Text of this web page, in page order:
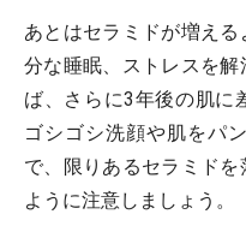
あとはセラミドが増え
分な睡眠、ストレスを
ば、さらに3年後の肌に
ゴシゴシ洗顔や肌をパ
で、限りあるセラミド
ように注意しましょう。